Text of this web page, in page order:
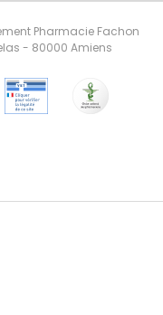
Pharmacie Fachon
- 80000 Amiens